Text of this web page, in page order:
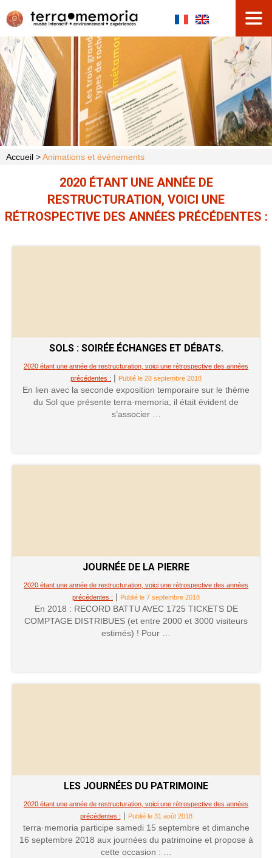
Accueil >Animations et événements
2020 ÉTANT UNE ANNÉE DE
RESTRUCTURATION, VOICI UNE
RÉTROSPECTIVE DES ANNÉES PRÉCÉDENTES :
SOLS : SOIRÉE ÉCHANGES ET DÉBATS.
2020 étant une année de restructuration, voici une rétrospective des années
précédentes : | Publié le 28 septembre 2018
En lien avec la seconde exposition temporaire sur le thème
du Sol que présente terra·memoria, il était évident de
s’associer …
JOURNÉE DE LA PIERRE
2020 étant une année de restructuration, voici une rétrospective des années
précédentes : | Publié le 7 septembre 2018
En 2018 : RECORD BATTU AVEC 1725 TICKETS DE
COMPTAGE DISTRIBUES (et entre 2000 et 3000 visiteurs
estimés) ! Pour …
LES JOURNÉES DU PATRIMOINE
2020 étant une année de restructuration, voici une rétrospective des années
précédentes : | Publié le 31 août 2018
terra·memoria participe samedi 15 septembre et dimanche
16 septembre 2018 aux journées du patrimoine et propose à
cette occasion : …